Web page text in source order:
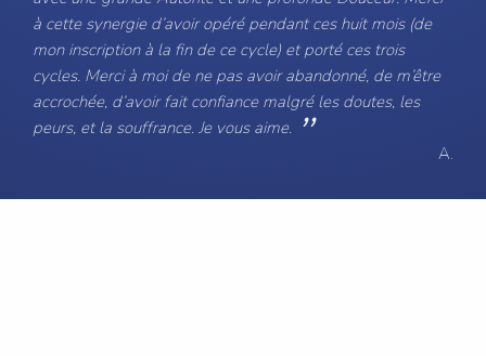
à cette synergie d’avoir opéré pendant ces huit mois (de
mon inscription à la fin de ce cycle) et porté ces trois
cycles. Merci à moi de ne pas avoir abandonné, de m’être
accrochée, d’avoir fait confiance malgré les doutes, les
peurs, et la souffrance. Je vous aime.
A.